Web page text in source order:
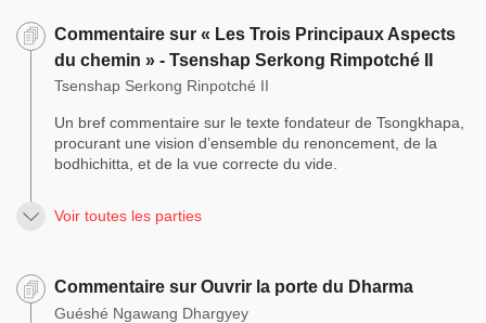
Commentaire sur « Les Trois Principaux Aspects
du chemin » - Tsenshap Serkong Rimpotché II
Tsenshap Serkong Rinpotché II
Un bref commentaire sur le texte fondateur de Tsongkhapa,
procurant une vision d’ensemble du renoncement, de la
bodhichitta, et de la vue correcte du vide.
Voir toutes les parties
Commentaire sur Ouvrir la porte du Dharma
Guéshé Ngawang Dhargyey